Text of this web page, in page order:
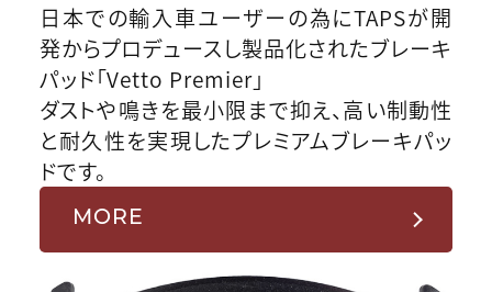
日本での輸入車ユーザーの為にTAPSが開
発からプロデュースし製品化されたブレーキ
パッド「Vetto Premier」
ダストや鳴きを最小限まで抑え、高い制動性
と耐久性を実現したプレミアムブレーキパッ
ドです。
MORE